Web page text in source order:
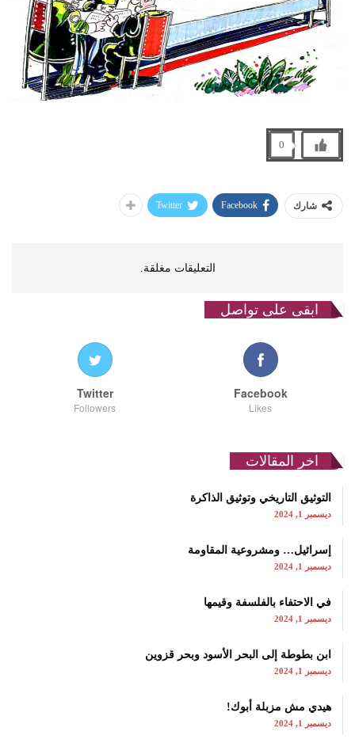
0
شارك Facebook
Twitter
التعليقات مغلقة.
ابقى على تواصل
Facebook
Likes
Twitter
Followers
اخر المقالات
التوثيق التاريخي وتوثيق الذاكرة
ديسمبر 1, 2024
إسرائيل… ومشروعية المقاومة
ديسمبر 1, 2024
في الاحتفاء بالفلسفة وقيمها
ديسمبر 1, 2024
ابن بطوطة إلى البحر الأسود وبحر قزوين
ديسمبر 1, 2024
هيدي مش مزبلة أبوك!
ديسمبر 1, 2024